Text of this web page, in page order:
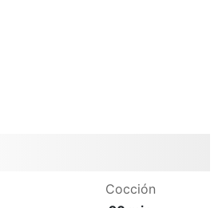
Cocción